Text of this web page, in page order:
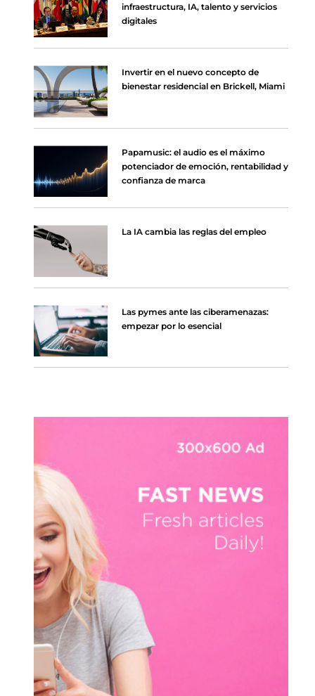
infraestructura, IA, talento y servicios
digitales
Invertir en el nuevo concepto de
bienestar residencial en Brickell, Miami
Papamusic: el audio es el máximo
potenciador de emoción, rentabilidad y
confianza de marca
La IA cambia las reglas del empleo
Las pymes ante las ciberamenazas:
empezar por lo esencial